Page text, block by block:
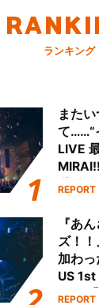
ランキング
また
て……“
LIVE
動を
REPORT
『あ
ズ！
加わっ
US
Final
REPORT